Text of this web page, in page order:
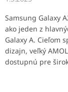
Samsung Galaxy
ako jeden z
Galaxy A. Cieľom
dizajn, veľký
dostupnú pre